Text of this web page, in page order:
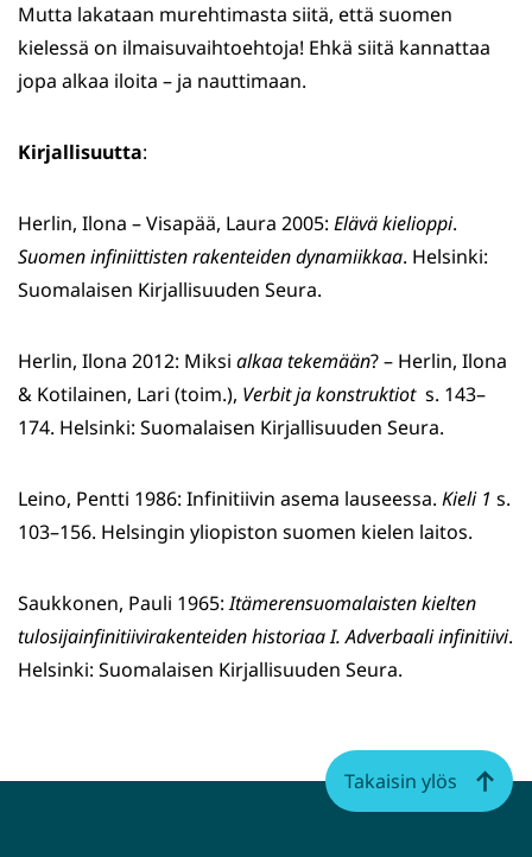
Mutta lakataan murehtimasta siitä, että suomen
kielessä on ilmaisuvaihtoehtoja! Ehkä siitä kannattaa
jopa alkaa iloita – ja nauttimaan.
Kirjallisuutta:
Herlin, Ilona – Visapää, Laura 2005: Elävä kielioppi.
Suomen infiniittisten rakenteiden dynamiikkaa. Helsinki:
Suomalaisen Kirjallisuuden Seura.
Herlin, Ilona 2012: Miksi alkaa tekemään? – Herlin, Ilona
& Kotilainen, Lari (toim.), Verbit ja konstruktiot s. 143–
174. Helsinki: Suomalaisen Kirjallisuuden Seura.
Leino, Pentti 1986: Infinitiivin asema lauseessa. Kieli 1 s.
103–156. Helsingin yliopiston suomen kielen laitos.
Saukkonen, Pauli 1965:Itämerensuomalaisten kielten
tulosijainfinitiivirakenteiden historiaa I. Adverbaali infinitiivi.
Helsinki: Suomalaisen Kirjallisuuden Seura.
Takaisin ylös